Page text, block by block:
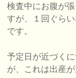
検査中にお腹が
すが、１回ぐら
です。
予定日が近づく
が、これは出産